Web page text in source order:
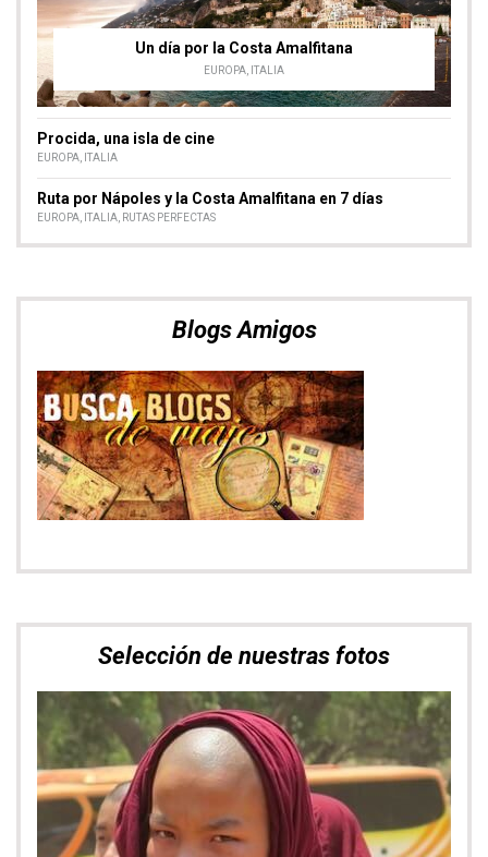
Selección de nuestras fotos
Nómadas del Mundo
VER ÁLBUM